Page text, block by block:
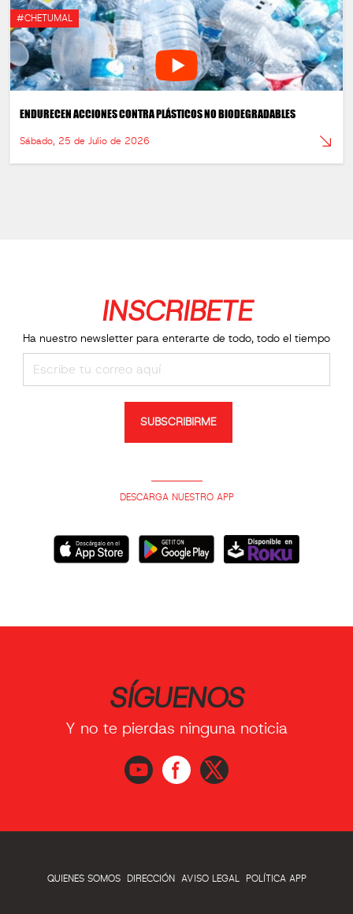
#CHETUMAL
ENDURECEN ACCIONES CONTRA PLÁSTICOS NO BIODEGRADABLES
Sábado, 25 de Julio de 2026
INSCRIBETE
Ha nuestro newsletter para enterarte de todo, todo el tiempo
SUBSCRIBIRME
DESCARGA NUESTRO APP
SÍGUENOS
Y no te pierdas ninguna noticia
QUIENES SOMOS DIRECCIÓN AVISO LEGAL POLÍTICA APP